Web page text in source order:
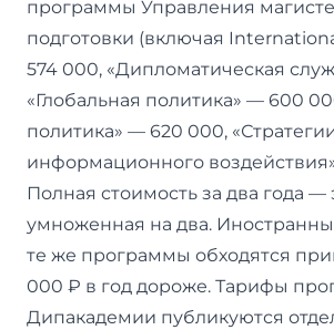
программы Управления
подготовки (включая
574 000, «Дипломатическая
«Глобальная политика» — 600
политика» — 620 000,
информационного
Полная стоимость за два года —
умноженная на два.
те же программы обходятся
000 ₽ в год дороже. Тарифы
Дипакадемии публикуются